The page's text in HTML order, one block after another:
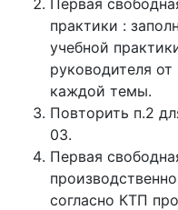
Первая
практики :
учебной
руководителя
каждой темы.
Повторить п.2
03.
Первая
согласно КТП